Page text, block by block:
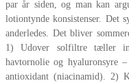
par år siden, og man kan
lotiontynde konsistenser. Det
anderledes. Det bliver
1) Udover solfiltre tæller
havtornolie og hyaluronsyre
antioxidant (niacinamid). 2)